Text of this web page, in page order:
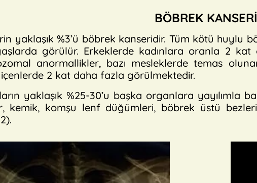
BÖBREK KANSERİ
yaklaşık %3’ü böbrek kanseridir. Tüm kötü huylu
yaşlarda görülür. Erkeklerde kadınlara oranla 2
anormallikler, bazı mesleklerde temas
içenlerde 2 kat daha fazla görülmektedir.
%25-30’u başka organlara yayılımla
kemik, komşu lenf düğümleri, böbrek üstü